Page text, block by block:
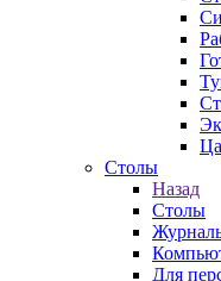
Столы
Назад
Столы
Для